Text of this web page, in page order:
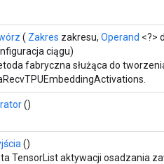
( Zakres zakresu, Operand <?>
ciągu)
fabryczna służąca do
()
()
TensorList aktywacji osadzania